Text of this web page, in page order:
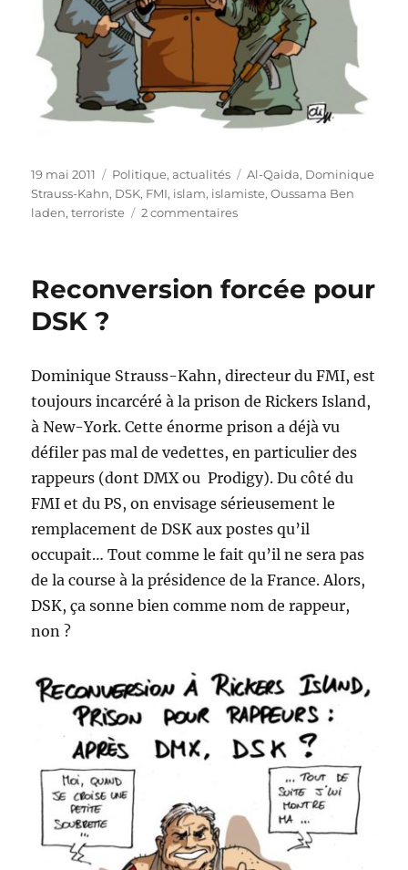
Publié
le
19 mai 2011 Catégories
Politique, actualités Étiquettes
Al-Qaida, Dominique
Strauss-Kahn, DSK, FMI, islam, islamiste,Oussama Ben
laden,terroriste 2 commentairessur
Ben
Reconversion forcée pour
DSK ?
Dominique Strauss-Kahn, directeur du FMI, est
toujours incarcéré à la prison de Rickers Island,
à New-York. Cette énorme prison a déjà vu
défiler pas mal de vedettes, en particulier des
rappeurs (dont DMX ou Prodigy). Du côté du
FMI et du PS, on envisage sérieusement le
remplacement de DSK aux postes qu’il
occupait… Tout comme le fait qu’il ne sera pas
de la course à la présidence de la France. Alors,
DSK, ça sonne bien comme nom de rappeur,
non ?